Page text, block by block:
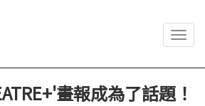
畫報成為了話題！